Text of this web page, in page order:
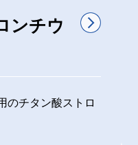
ンチウ
のチタン酸ストロ